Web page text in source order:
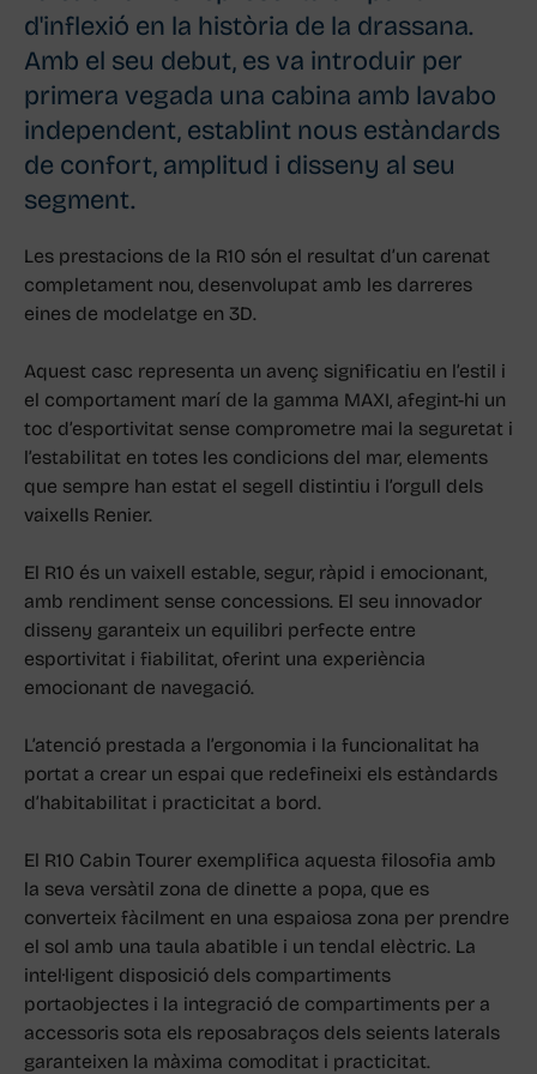
d'inflexió en la història de la drassana.
Amb el seu debut, es va introduir per
primera vegada una cabina amb lavabo
independent, establint nous estàndards
de confort, amplitud i disseny al seu
segment.
Les prestacions de la R10 són el resultat d’un carenat
completament nou, desenvolupat amb les darreres
eines de modelatge en 3D.
Aquest casc representa un avenç significatiu en l’estil i
el comportament marí de la gamma MAXI, afegint-hi un
toc d’esportivitat sense comprometre mai la seguretat i
l’estabilitat en totes les condicions del mar, elements
que sempre han estat el segell distintiu i l’orgull dels
vaixells Renier.
El R10 és un vaixell estable, segur, ràpid i emocionant,
amb rendiment sense concessions. El seu innovador
disseny garanteix un equilibri perfecte entre
esportivitat i fiabilitat, oferint una experiència
emocionant de navegació.
L’atenció prestada a l’ergonomia i la funcionalitat ha
portat a crear un espai que redefineixi els estàndards
d’habitabilitat i practicitat a bord.
El R10 Cabin Tourer exemplifica aquesta filosofia amb
la seva versàtil zona de dinette a popa, que es
converteix fàcilment en una espaiosa zona per prendre
el sol amb una taula abatible i un tendal elèctric. La
intel·ligent disposició dels compartiments
portaobjectes i la integració de compartiments per a
accessoris sota els reposabraços dels seients laterals
garanteixen la màxima comoditat i practicitat.